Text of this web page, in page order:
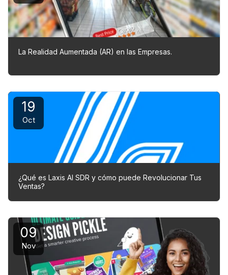
La Realidad Aumentada (AR) en las Empresas.
19
Oct
¿Qué es Laxis AI SDR y cómo puede Revolucionar Tus
Ventas?
09
Nov